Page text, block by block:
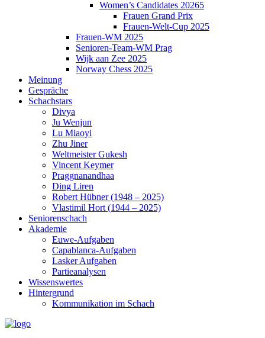
Women’s Candidates 2026
Frauen Grand Prix
Frauen-Welt-Cup 2025
Frauen-WM 2025
Senioren-Team-WM Prag
Wijk aan Zee 2025
Norway Chess 2025
Meinung
Gespräche
Schachstars
Divya
Ju Wenjun
Lu Miaoyi
Zhu Jiner
Weltmeister Gukesh
Vincent Keymer
Praggnanandhaa
Ding Liren
Robert Hübner (1948 – 2025)
Vlastimil Hort (1944 – 2025)
Seniorenschach
Akademie
Euwe-Aufgaben
Capablanca-Aufgaben
Lasker Aufgaben
Partieanalysen
Wissenswertes
Hintergrund
Kommunikation im Schach